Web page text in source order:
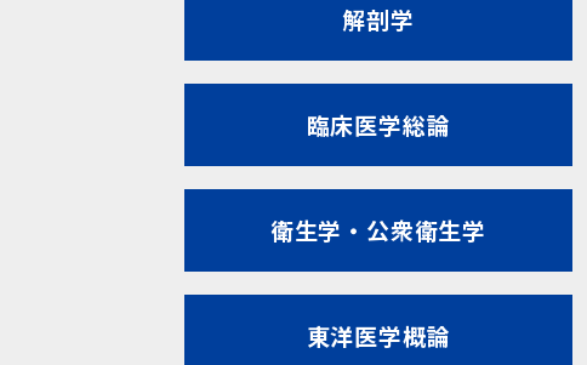
解剖学
臨床医学総論
衛生学・公衆衛生学
東洋医学概論